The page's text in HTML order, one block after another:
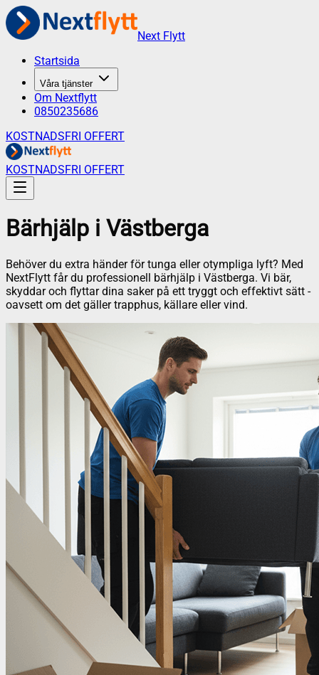
Next Flytt
Startsida
Våra tjänster
Om Nextflytt
0850235686
KOSTNADSFRI OFFERT
KOSTNADSFRI OFFERT
Bärhjälp i Västberga
Behöver du extra händer för tunga eller otympliga lyft? Med
NextFlytt får du professionell bärhjälp i Västberga. Vi bär,
skyddar och flyttar dina saker på ett tryggt och effektivt sätt -
oavsett om det gäller trapphus, källare eller vind.